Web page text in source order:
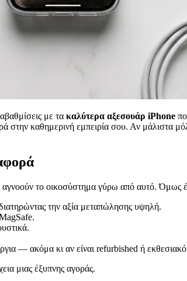
με τα καλύτερα αξεσουάρ iPhone
στην καθημερινή εμπειρία σου. Αν μάλιστα
το οικοσύστημα γύρω από αυτό. Όμως
την αξία μεταπώλησης υψηλή.
— ακόμα κι αν είναι refurbished ή
μιας έξυπνης αγοράς.